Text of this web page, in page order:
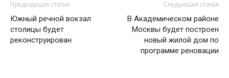
Предыдущая статья
Южный речной вокзал
столицы будет
реконструирован
Следующая статья
В Академическом районе
Москвы будет построен
новый жилой дом по
программе реновации